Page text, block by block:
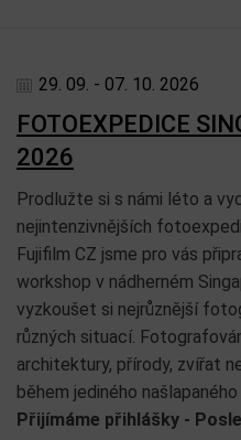
29. 09. - 07. 10. 2026
FOTOEXPEDICE
2026
Prodlužte si s námi léto a
nejintenzivnějších
Fujifilm CZ jsme pro vás
workshop v nádherném
vyzkoušet si nejrůznější
různých situací.
architektury, přírody, zvířat
během jediného
Přijímáme přihlášky -